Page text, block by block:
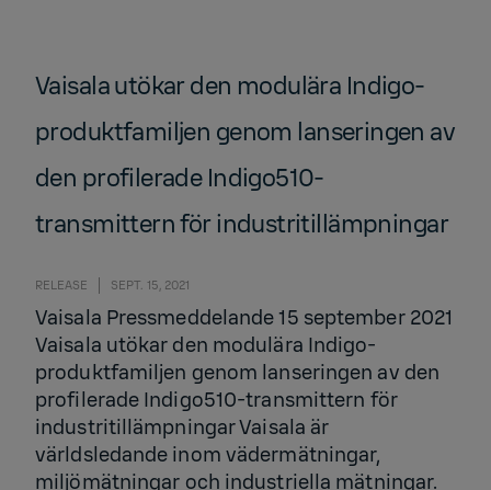
Vaisala utökar den modulära Indigo-
produktfamiljen genom lanseringen av
den profilerade Indigo510-
transmittern för industritillämpningar
RELEASE SEPT. 15, 2021
Vaisala Pressmeddelande 15 september 2021
Vaisala utökar den modulära Indigo-
produktfamiljen genom lanseringen av den
profilerade Indigo510-transmittern för
industritillämpningar Vaisala är
världsledande inom vädermätningar,
miljömätningar och industriella mätningar.